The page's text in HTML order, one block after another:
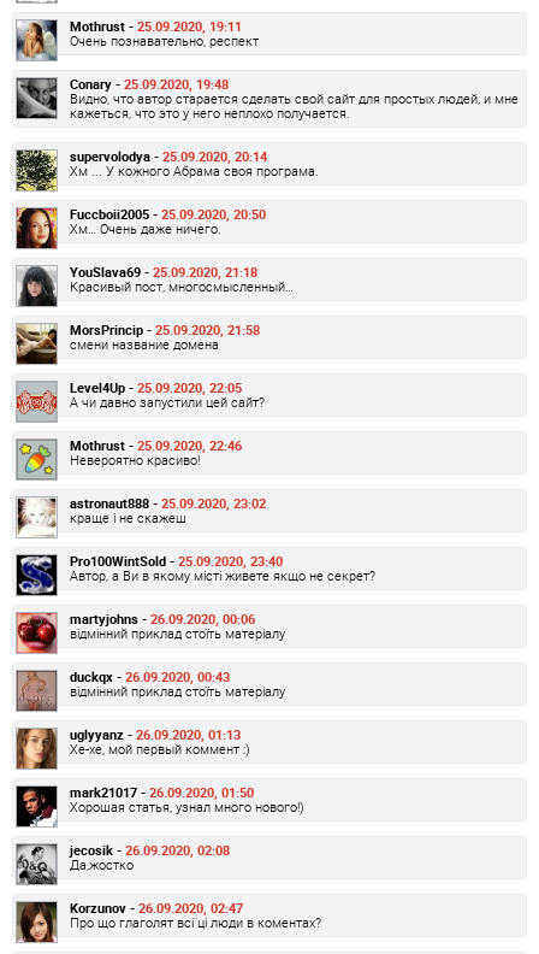
Mothrust - 25.09.2020, 19:11
Очень познавательно, респект
Conary - 25.09.2020, 19:48
Видно, что автор старается сделать свой сайт для простых людей, и мне
кажеться, что это у него неплохо получается.
supervolodya - 25.09.2020, 20:14
Хм ... У кожного Абрама своя програма.
Fuccboii2005 - 25.09.2020, 20:50
Хм… Очень даже ничего.
YouSlava69 - 25.09.2020, 21:18
Красивый пост, многосмысленный…
MorsPrincip - 25.09.2020, 21:58
смени название домена
Level4Up - 25.09.2020, 22:05
А чи давно запустили цей сайт?
Mothrust - 25.09.2020, 22:46
Невероятно красиво!
astronaut888 - 25.09.2020, 23:02
краще і не скажеш
Pro100WintSold - 25.09.2020, 23:40
Автор, а Ви в якому місті живете якщо не секрет?
martyjohns - 26.09.2020, 00:06
відмінний приклад стоїть матеріалу
duckqx - 26.09.2020, 00:43
відмінний приклад стоїть матеріалу
uglyyanz - 26.09.2020, 01:13
Хе-хе, мой первый коммент :)
mark21017 - 26.09.2020, 01:50
Хорошая статья, узнал много нового!)
jecosik - 26.09.2020, 02:08
Да,жостко
Korzunov - 26.09.2020, 02:47
Про що глаголят всі ці люди в коментах?